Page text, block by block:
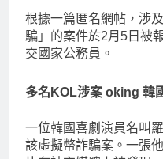
根據一篇匿名網帖，涉
騙」的案件於2月5日被
交國家公務員。
多名KOL涉案 oking 韓
一位韓國喜劇演員名叫
該虛擬幣詐騙案。一張